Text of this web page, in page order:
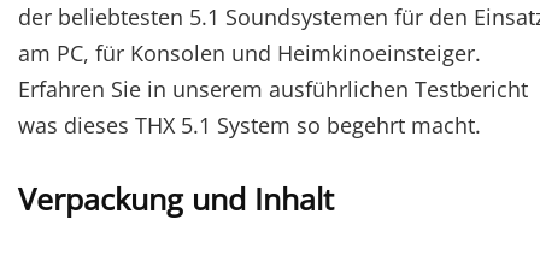
der beliebtesten 5.1 Soundsystemen für den
am PC, für Konsolen und Heimkinoeinsteiger.
Erfahren Sie in unserem ausführlichen Testbericht
was dieses THX 5.1 System so begehrt macht.
Verpackung und Inhalt